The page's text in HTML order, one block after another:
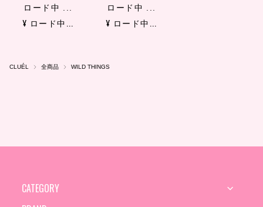
ロード中 ...
¥ ロード中...
ロード中 ...
¥ ロード中...
CLUÉL 全商品 WILD THINGS
CATEGORY